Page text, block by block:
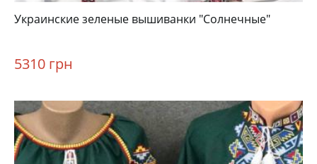
Украинские зеленые вышиванки "Солнечные"
5310 грн